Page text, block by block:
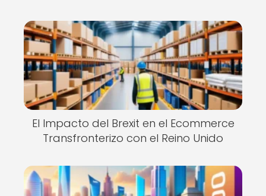
El Impacto del Brexit en el Ecommerce
Transfronterizo con el Reino Unido